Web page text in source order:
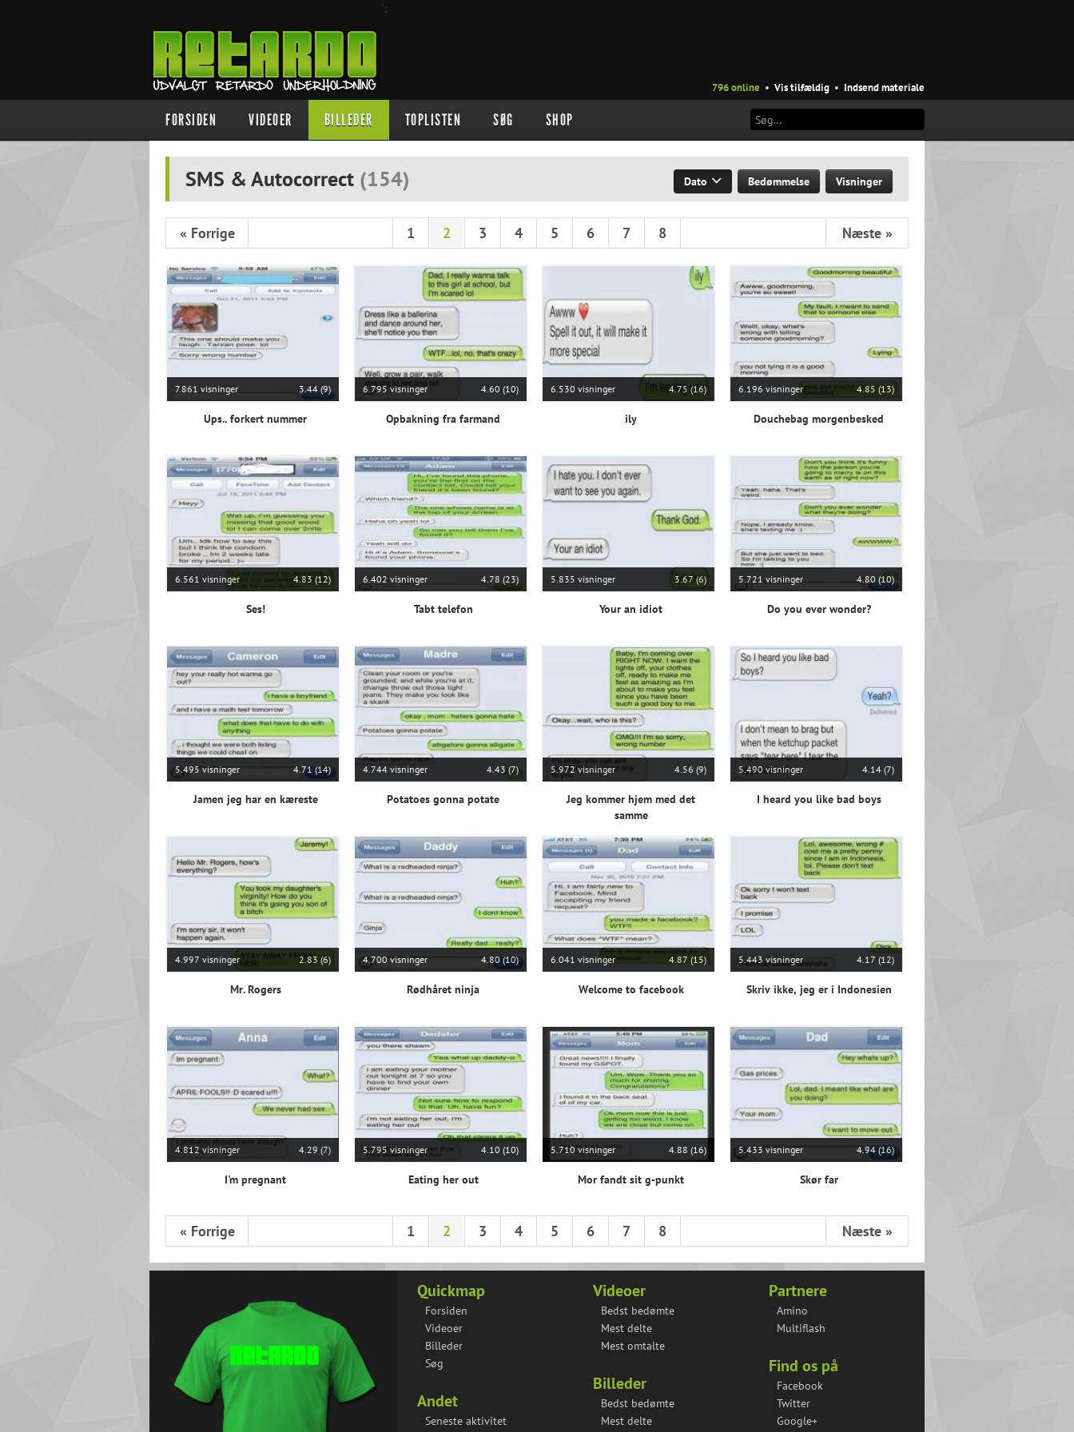
";
796 online • Vis tilfældig • Indsend materiale
FORSIDEN VIDEOER BILLEDER TOPLISTEN SØG SHOP
SMS & Autocorrect (154) Dato Bedømmelse Visninger
« Forrige 1 2 3 4 5 6 7 8 Næste »
7.861 visninger 3.44 (9)
Ups.. forkert nummer
6.795 visninger 4.60 (10)
Opbakning fra farmand
6.530 visninger 4.75 (16)
ily
6.196 visninger 4.85 (13)
Douchebag morgenbesked
6.561 visninger 4.83 (12)
Ses!
6.402 visninger 4.78 (23)
Tabt telefon
5.835 visninger 3.67 (6)
Your an idiot
5.721 visninger 4.80 (10)
Do you ever wonder?
5.495 visninger 4.71 (14)
Jamen jeg har en kæreste
4.744 visninger 4.43 (7)
Potatoes gonna potate
5.972 visninger 4.56 (9)
Jeg kommer hjem med det
samme
5.490 visninger 4.14 (7)
I heard you like bad boys
4.997 visninger 2.83 (6)
Mr. Rogers
4.700 visninger 4.80 (10)
Rødhåret ninja
6.041 visninger 4.87 (15)
Welcome to facebook
5.443 visninger 4.17 (12)
Skriv ikke, jeg er i Indonesien
4.812 visninger 4.29 (7)
I'm pregnant
5.795 visninger 4.10 (10)
Eating her out
5.710 visninger 4.88 (16)
Mor fandt sit g-punkt
5.433 visninger 4.94 (16)
Skør far
« Forrige 1 2 3 4 5 6 7 8 Næste »
Partnere
Amino
Multiflash
Find os på
Facebook
Twitter
Google+
Videoer
Bedst bedømte
Mest delte
Mest omtalte
Billeder
Bedst bedømte
Mest delte
Quickmap
Forsiden
Videoer
Billeder
Søg
Andet
Seneste aktivitet